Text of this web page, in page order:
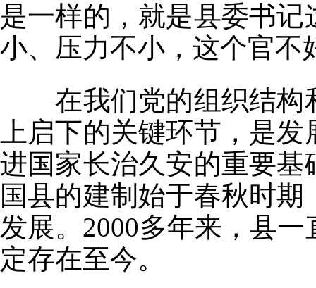
是一样的，就是县委书
小、压力不小，这个官不
在我们党的组织结构
上启下的关键环节，是
进国家长治久安的重要
国县的建制始于春秋时
发展。2000多年来，县
定存在至今。